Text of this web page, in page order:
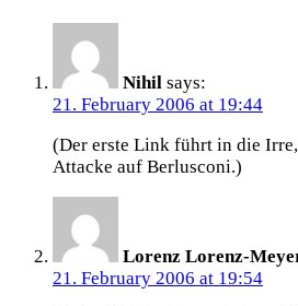
Nihil says:
21. February 2006 at 19:44
(Der erste Link führt in die
Attacke auf Berlusconi.)
Lorenz Lorenz-
21. February 2006 at 19:54